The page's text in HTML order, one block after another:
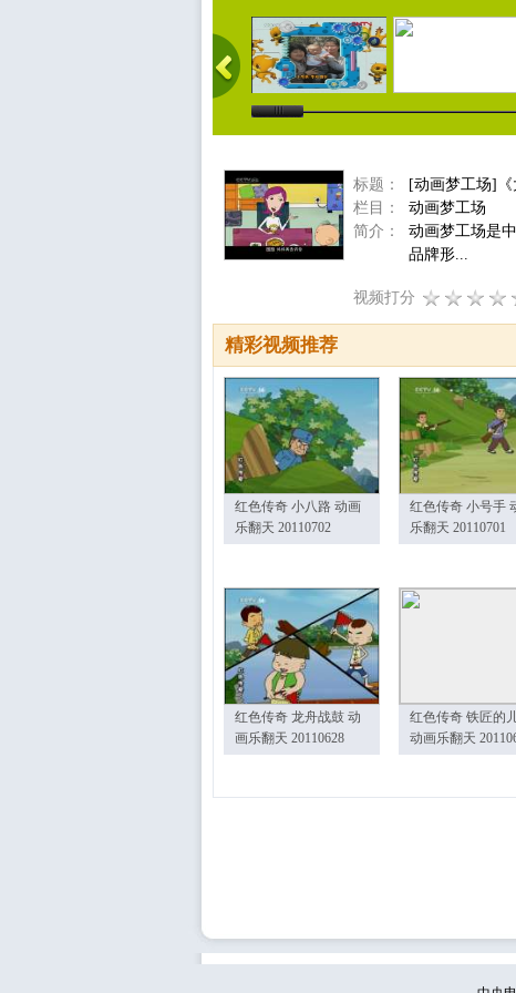
标题：
[动画梦工场]
栏目：
动画梦工场
简介：
动画梦工场是
品牌形...
视频打分
精彩视频推荐
红色传奇 小八路 动画
乐翻天 20110702
红色传奇 小号手
乐翻天 20110701
红色传奇 龙舟战鼓 动
画乐翻天 20110628
红色传奇 铁匠的
动画乐翻天